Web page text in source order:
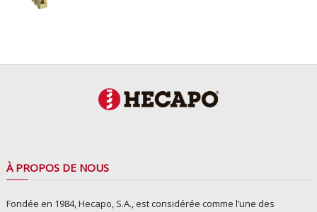
À PROPOS DE NOUS
Fondée en 1984, Hecapo, S.A., est considérée comme l’une des